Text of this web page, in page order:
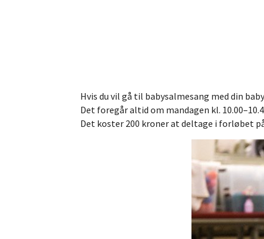
Hvis du vil gå til babysalmesang med din
Det foregår altid om mandagen kl.
Det koster 200 kroner at deltage i forløbet